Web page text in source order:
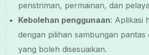
penstriman, permainan, dan
Kebolehan penggunaan: Aplikasi
dengan pilihan sambungan pantas
yang boleh disesuaikan.